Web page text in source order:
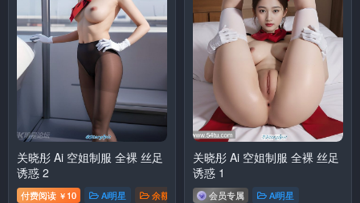
关晓彤 Ai 空姐制服 全裸 丝足
诱惑 2
付费阅读 ￥ 10 Ai明星 余额消费区
关晓彤 Ai 空姐制服 全裸 丝足
诱惑 1
会员专属 Ai明星